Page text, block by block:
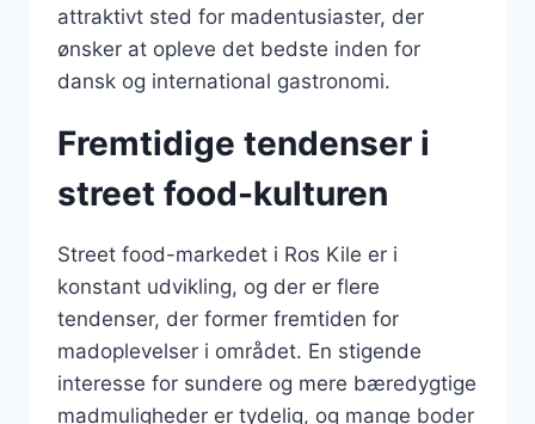
attraktivt sted for madentusiaster, der
ønsker at opleve det bedste inden for
dansk og international gastronomi.
Fremtidige tendenser i
street food-kulturen
Street food-markedet i Ros Kile er i
konstant udvikling, og der er flere
tendenser, der former fremtiden for
madoplevelser i området. En stigende
interesse for sundere og mere bæredygtige
madmuligheder er tydelig, og mange boder